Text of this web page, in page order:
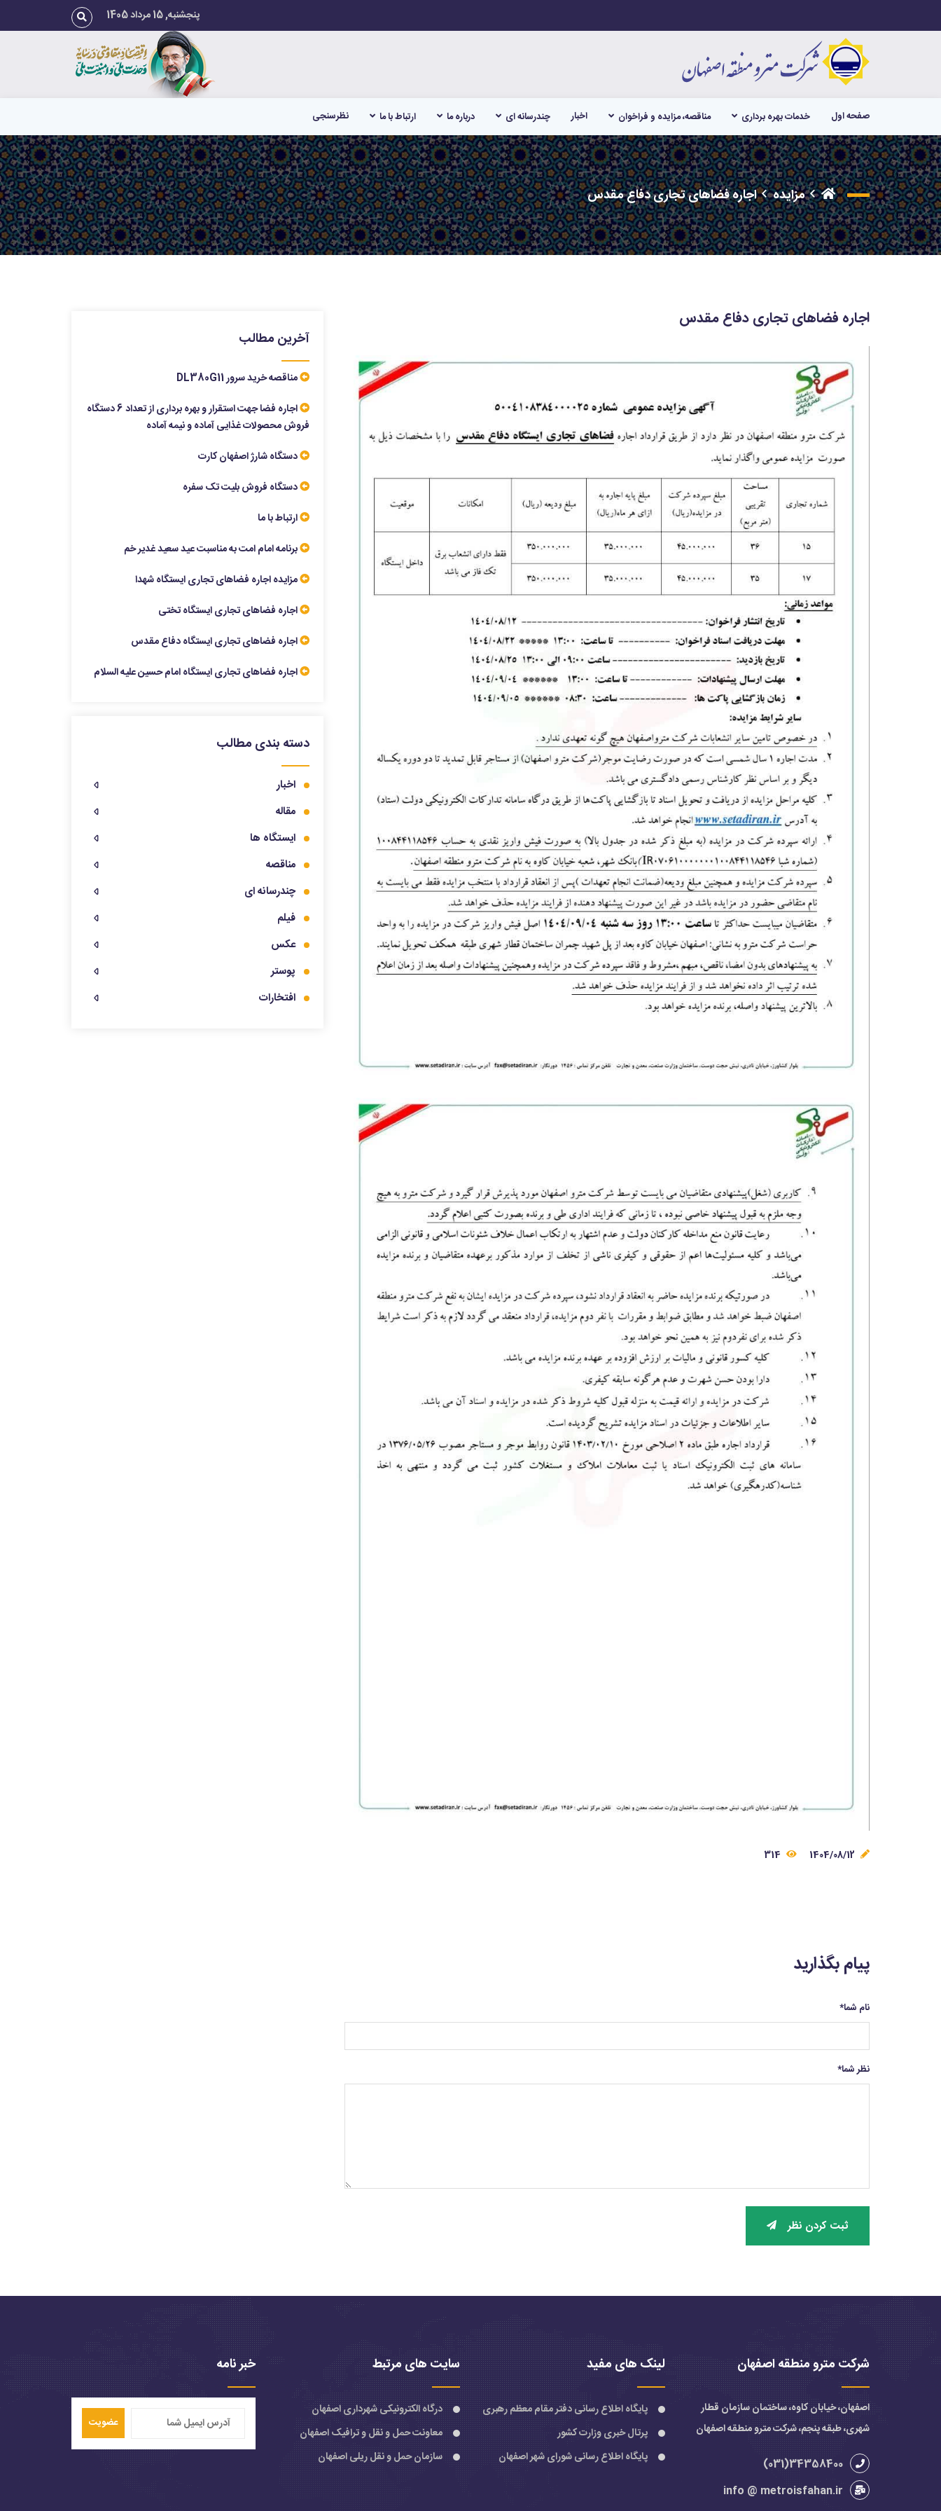
پنجشنبه, 15 مرداد 1405
صفحه اول خدمات بهره برداری مناقصه، مزایده و فراخوان اخبار چندرسانه ای درباره ما ارتباط با ما نظرسنجی
مزایده اجاره فضاهای تجاری دفاع مقدس
اجاره فضاهای تجاری دفاع مقدس
پیام بگذارید
نام شما*
نظر شما*
ثبت کردن نظر
آخرین مطالب
مناقصه خرید سرور DL380G11
اجاره فضا جهت استقرار و بهره برداری از تعداد 6 دستگاه
فروش محصولات غذایی آماده و نیمه آماده
دستگاه شارژ اصفهان کارت
دستگاه فروش بلیت تک سفره
ارتباط با ما
برنامه امام امت به مناسبت عید سعید غدیر خم
مزایده اجاره فضاهای تجاری ایستگاه شهدا
اجاره فضاهای تجاری ایستگاه تختی
اجاره فضاهای تجاری ایستگاه دفاع مقدس
اجاره فضاهای تجاری ایستگاه امام حسین علیه السلام
دسته بندی مطالب
اخبار
مقاله
ایستگاه ها
مناقصه
چندرسانه ای
فیلم
عکس
پوستر
افتخارات
شرکت مترو منطقه اصفهان
اصفهان، خیابان کاوه، ساختمان سازمان قطار
شهری، طبقه پنجم، شرکت مترو منطقه اصفهان
34358400(031)
info @ metroisfahan.ir
لینک های مفید
پایگاه اطلاع رسانی دفتر مقام معظم رهبری
پرتال خبری وزارت کشور
پایگاه اطلاع رسانی شورای شهر اصفهان
سایت های مرتبط
درگاه الکترونیکی شهرداری اصفهان
معاونت حمل و نقل و ترافیک اصفهان
سازمان حمل و نقل ریلی اصفهان
خبر نامه
عضویت